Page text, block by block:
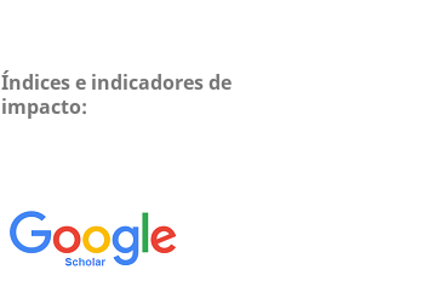
Índices e indicadores de
impacto: